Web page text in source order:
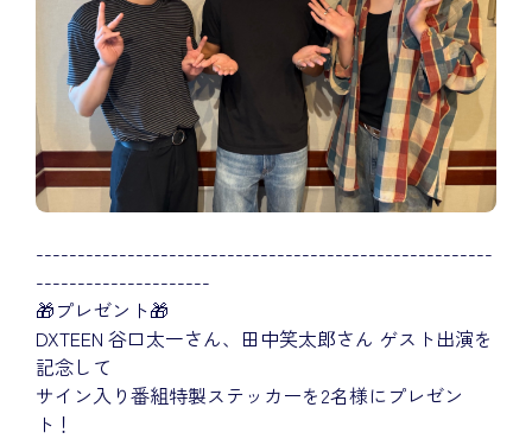
-------------------------------------------------------
---------------------
🎁プレゼント🎁
DXTEEN 谷口太一さん、田中笑太郎さん ゲスト出演を
記念して
サイン入り番組特製ステッカーを2名様にプレゼン
ト！